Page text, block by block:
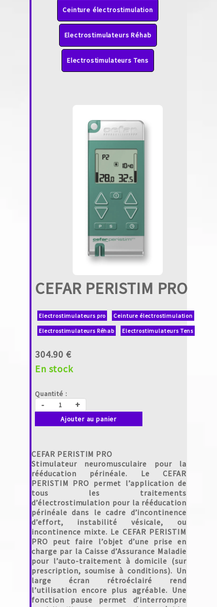
Ceinture électrostimulation
Electrostimulateurs Réhab
Electrostimulateurs Tens
CEFAR PERISTIM PRO
Electrostimulateurs pro Ceinture électrostimulation
Electrostimulateurs Réhab Electrostimulateurs Tens
304.90 €
En stock
Quantité :
- +
Ajouter au panier
CEFAR PERISTIM PRO
Stimulateur neuromusculaire pour la
rééducation périnéale. Le CEFAR
PERISTIM PRO permet l’application de
tous les traitements
d’électrostimulation pour la rééducation
périnéale dans le cadre d’incontinence
d’effort, instabilité vésicale, ou
incontinence mixte. Le CEFAR PERISTIM
PRO peut faire l’objet d’une prise en
charge par la Caisse d’Assurance Maladie
pour l’auto-traitement à domicile (sur
prescription, soumise à conditions). Un
large écran rétroéclairé rend
l’utilisation encore plus agréable. Une
fonction pause permet d’interrompre